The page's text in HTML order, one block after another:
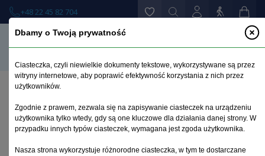
+48 22 45 82 704
Program profilaktyki depresji i samobójstw
skierowany do osób po 60. roku życia zajmujących się
Dbamy o Twoją prywatność
Ciasteczka, czyli niewielkie dokumenty tekstowe, wykorzystywane są przez
witryny internetowe, aby poprawić efektywność korzystania z nich przez
użytkowników.
Zgodnie z prawem, zezwala się na zapisywanie ciasteczek na urządzeniu
użytkownika tylko wtedy, gdy są one kluczowe dla działania danej strony. W
przypadku innych typów ciasteczek, wymagana jest zgoda użytkownika.
Nasza strona wykorzystuje różnorodne ciasteczka, w tym te dostarczane